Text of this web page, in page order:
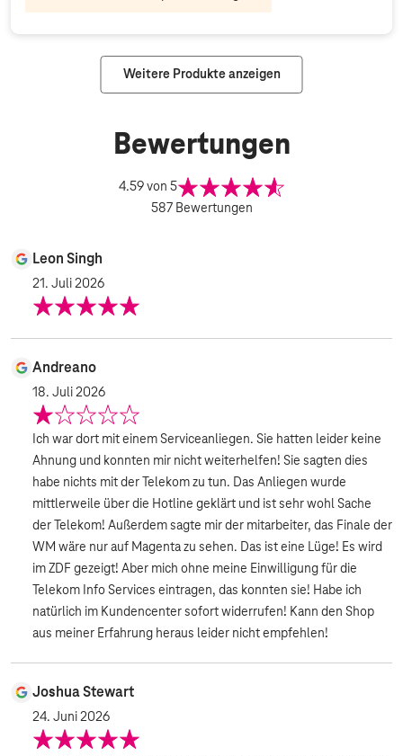
Weitere Produkte anzeigen
Bewertungen
4.59von 5
587 Bewertungen
Leon Singh
21. Juli 2026
Andreano
18. Juli 2026
Ich war dort mit einem Serviceanliegen. Sie hatten leider keine
Ahnung und konnten mir nicht weiterhelfen! Sie sagten dies
habe nichts mit der Telekom zu tun. Das Anliegen wurde
mittlerweile über die Hotline geklärt und ist sehr wohl Sache
der Telekom! Außerdem sagte mir der mitarbeiter, das Finale der
WM wäre nur auf Magenta zu sehen. Das ist eine Lüge! Es wird
im ZDF gezeigt! Aber mich ohne meine Einwilligung für die
Telekom Info Services eintragen, das konnten sie! Habe ich
natürlich im Kundencenter sofort widerrufen! Kann den Shop
aus meiner Erfahrung heraus leider nicht empfehlen!
Joshua Stewart
24. Juni 2026